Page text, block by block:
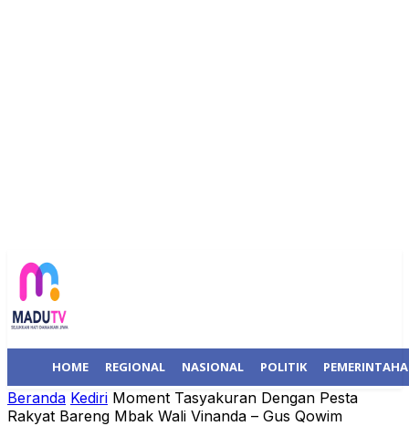
HOME REGIONAL NASIONAL POLITIK
Beranda Kediri Moment Tasyakuran Dengan Pesta
Rakyat Bareng Mbak Wali Vinanda – Gus Qowim